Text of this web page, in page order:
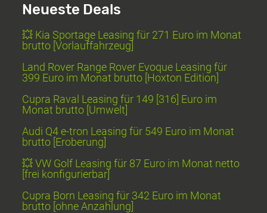
Neueste Deals
💥 Kia Sportage Leasing für 271 Euro im Monat
brutto [Vorlauffahrzeug]
Land Rover Range Rover Evoque Leasing für
399 Euro im Monat brutto [Hoxton Edition]
Cupra Raval Leasing für 149 [316] Euro im
Monat brutto [Umwelt]
Audi Q4 e-tron Leasing für 549 Euro im Monat
brutto [Eroberung]
💥 VW Golf Leasing für 87 Euro im Monat netto
[frei konfigurierbar]
Cupra Born Leasing für 342 Euro im Monat
brutto [ohne Anzahlung]